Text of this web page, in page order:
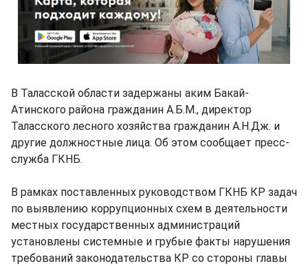
В Таласской области задержаны аким Бакай-
Атинского района гражданин А.Б.М., директор
Таласского лесного хозяйства гражданин А.Н.Дж. и
другие должностные лица. Об этом сообщает пресс-
служба ГКНБ.
В рамках поставленных руководством ГКНБ КР задач
по выявлению коррупционных схем в деятельности
местных государственных администраций
установлены системные и грубые факты нарушения
требований законодательства КР со стороны главы